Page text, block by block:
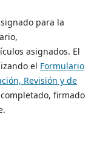
para la
asignados. El
el Formulario
Revisión y de
firmado